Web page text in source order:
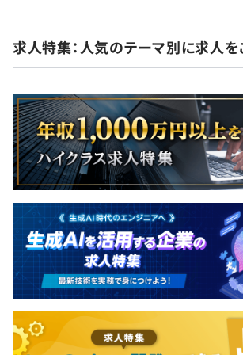
無期雇用
3カ月（待遇の変更はありません）
求人特集：人気のテーマ別に求人